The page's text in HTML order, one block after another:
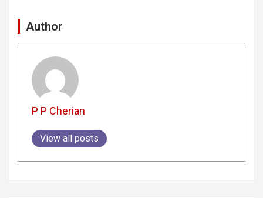
Author
P P Cherian
View all posts